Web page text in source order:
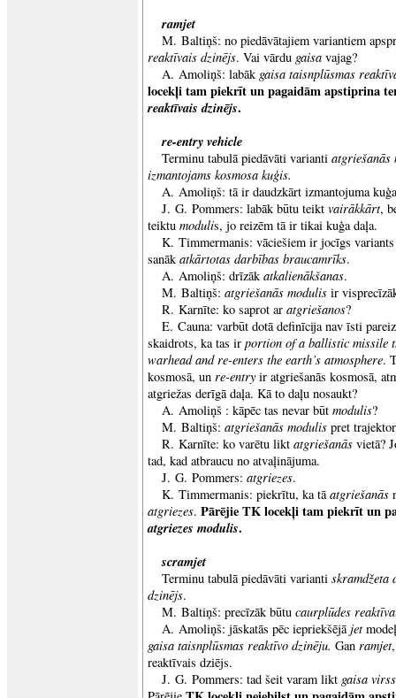
ramjet
M. Baltiņš: no piedāvātajiem variantiem
reaktīvais dzinējs. Vai vārdu gaisa vajag?
A. Amoliņš: labāk gaisa taisnplūsmas
locekļi tam piekrīt un pagaidām apstiprina
reaktīvais dzinējs.
re-entry vehicle
Terminu tabulā piedāvāti varianti atgriešanās
izmantojams kosmosa kuģis.
A. Amoliņš: tā ir daudzkārt izmantojuma
J. G. Pommers: labāk būtu teikt vairākkārt,
teiktu modulis, jo reizēm tā ir tikai kuģa daļa.
K. Timmermanis: vāciešiem ir jocīgs
sanāk atkārtotas darbības braucamrīks.
A. Amoliņš: drīzāk atkalienākšanas.
M. Baltiņš: atgriešanās modulis ir
R. Karnīte: ko saprot ar atgriešanos?
E. Cauna: varbūt dotā definīcija nav īsti
skaidrots, ka tas ir portion of a ballistic missile
warhead and re-enters the earth’s atmosphere.
kosmosā, un re-entryir atgriešanās kosmosā,
atgriežas derīgā daļa. Kā to daļu nosaukt?
A. Amoliņš : kāpēc tas nevar būt modulis?
M. Baltiņš: atgriešanās modulis pret
R. Karnīte: ko varētu likt atgriešanās vietā?
tad, kad atbraucu no atvaļinājuma.
J. G. Pommers: atgriezes.
K. Timmermanis: piekrītu, ka tāatgriešanās
atgriezes. Pārējie TK locekļi tam piekrīt un
atgriezes modulis.
scramjet
Terminu tabulā piedāvāti varianti skramdžeta
dzinējs.
M. Baltiņš: precīzāk būtu caurplūdes
A. Amoliņš: jāskatās pēc iepriekšējā jet
gaisa taisnplūsmas reaktīvo dzinēju. Gan ramjet
reaktīvais dziējs.
J. G. Pommers: tad šeit varam likt gaisa